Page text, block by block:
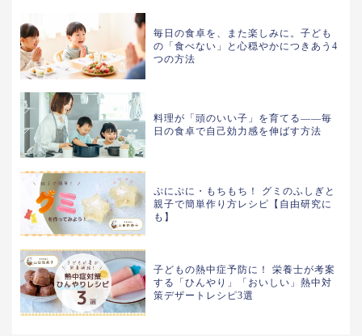
毎日の食卓を、また楽しみに。子ども
の「食べない」と心穏やかにつきあう4
つの方法
料理が「頭のいい子」を育てる――毎
日の食卓で自己効力感を伸ばす方法
ぷにぷに・もちもち！ グミのふしぎと
親子で簡単作り方レシピ【自由研究に
も】
子どもの熱中症予防に！ 栄養士が考案
する「ひんやり」「おいしい」熱中対
策デザートレシピ3選